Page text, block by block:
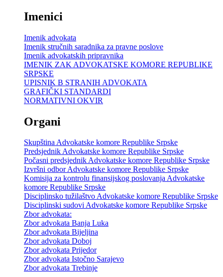
Imenici
Imenik advokata
Imenik stručnih saradnika za pravne poslove
Imenik advokatskih pripravnika
IMENIK ZAK ADVOKATSKE KOMORE REPUBLIKE
SRPSKE
UPISNIK B STRANIH ADVOKATA
GRAFIČKI STANDARDI
NORMATIVNI OKVIR
Organi
Skupština Advokatske komore Republike Srpske
Predsjednik Advokatske komore Republike Srpske
Počasni predsjednik Advokatske komore Republike Srpske
Izvršni odbor Advokatske komore Republike Srpske
Komisija za kontrolu finansijskog poslovanja Advokatske
komore Republike Srpske
Disciplinsko tužilaštvo Advokatske komore Republike Srpske
Disciplinski sudovi Advokatske komore Republike Srpske
Zbor advokata:
Zbor advokata Banja Luka
Zbor advokata Bijeljina
Zbor advokata Doboj
Zbor advokata Prijedor
Zbor advokata Istočno Sarajevo
Zbor advokata Trebinje